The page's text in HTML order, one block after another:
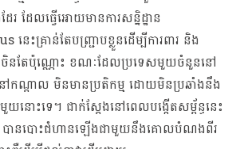
ដែលធ្វើអោយមានការសន្និដ្ឋាន
េះគ្រាន់តែបញ្ជ្រាបខ្លួនដើម្បីការពារ និង
ចិនតែប៉ុណ្ណោះ ខណៈដែលប្រទេសមួយចំនួននៅ
ៅកណ្តាល មិនមានប្រតិកម្ម ដោយមិនប្រឆាំងនឹង
ោះទេ។ ជាក់ស្តែងនៅពេលបង្កើតសម្ព័ន្ធនេះ
បានបោះជំហានឡើងជាមួយនឹងគោលបំណងពីរ